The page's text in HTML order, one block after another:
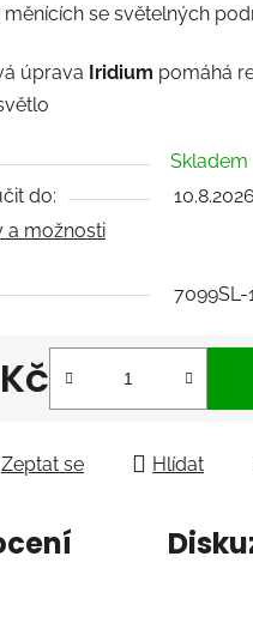
se světelných
úprava Iridium pomáhá
Skladem
do:
10.8.2026
a možnosti
7099SL-
Zeptat se Hlídat